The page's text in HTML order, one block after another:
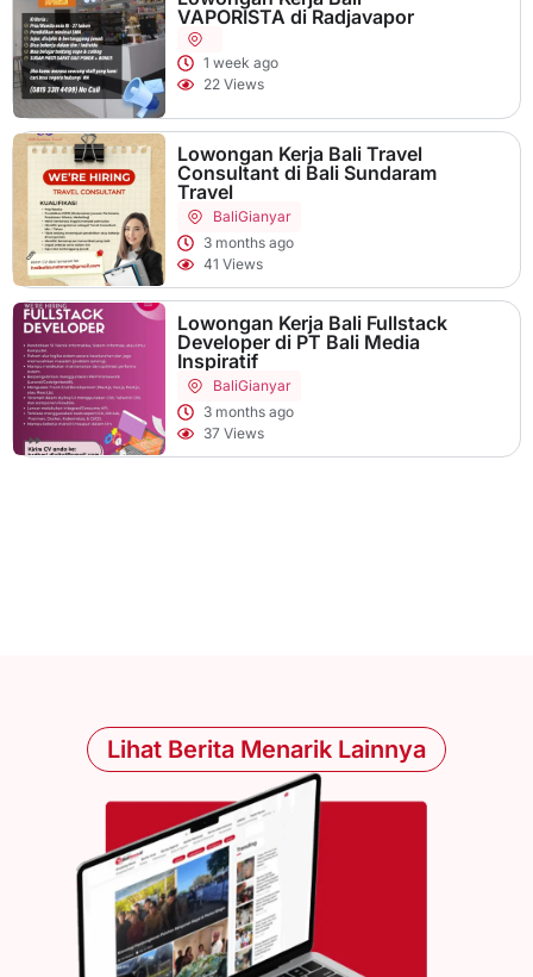
VAPORISTA di Radjavapor
1 week ago
22 Views
Lowongan Kerja Bali Travel
Consultant di Bali Sundaram
Travel
BaliGianyar
3 months ago
41 Views
Lowongan Kerja Bali Fullstack
Developer di PT Bali Media
Inspiratif
BaliGianyar
3 months ago
37 Views
Lihat Berita Menarik Lainnya